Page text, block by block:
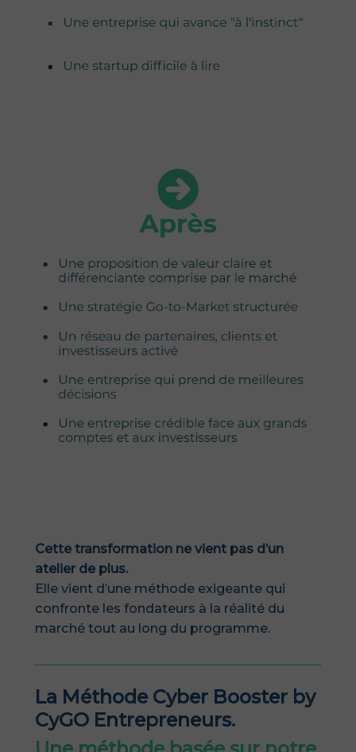
Cette transformation ne vient pas d’un
atelier de plus.
Elle vient d’une méthode exigeante qui
confronte les fondateurs à la réalité du
marché tout au long du programme.
La Méthode Cyber Booster by
CyGO Entrepreneurs.